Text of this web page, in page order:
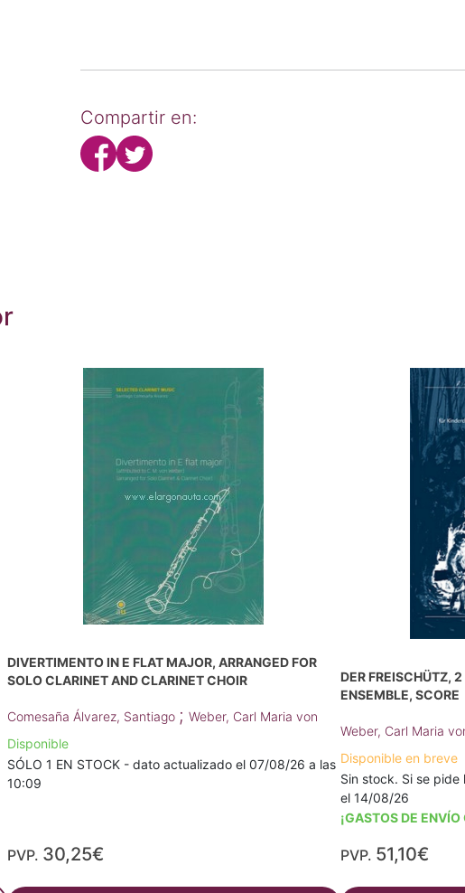
Compartir en:
DIVERTIMENTO IN E FLAT MAJOR, ARRANGED FOR
SOLO CLARINET AND CLARINET CHOIR
Comesaña Álvarez, Santiago ; Weber, Carl Maria von
Disponible
SÓLO 1 EN STOCK - dato actualizado el 07/08/26 a las
10:09
PVP. 30,25€
DER FREISCHÜTZ,
ENSEMBLE, SCORE
Weber, Carl Maria
Disponible en breve
Sin stock. Si se pide
el 14/08/26
¡GASTOS DE ENVÍO
PVP. 51,10€